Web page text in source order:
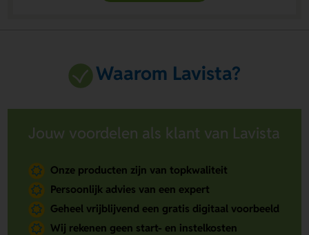
Waarom Lavista?
Jouw voordelen als klant van Lavista
Onze producten zijn van topkwaliteit
Persoonlijk advies van een expert
Geheel vrijblijvend een gratis digitaal voorbeeld
Wij rekenen geen start- en instelkosten